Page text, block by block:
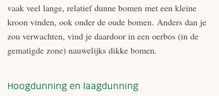
vaak veel lange, relatief dunne bomen met een kleine
kroon vinden, ook onder de oude bomen. Anders dan je
zou verwachten, vind je daardoor in een oerbos (in de
gematigde zone) nauwelijks dikke bomen.
Hoogdunning en laagdunning